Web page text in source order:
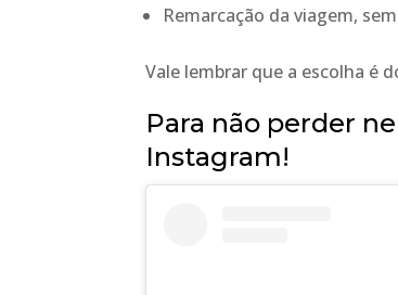
Remarcação da viagem,
Vale lembrar que a escolha é
Para não perder
Instagram!